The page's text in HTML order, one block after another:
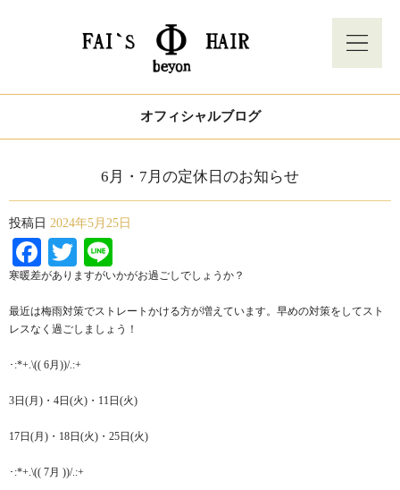
オフィシャルブログ
6月・7月の定休日のお知らせ
投稿日 2024年5月25日
Facebook
Twitter
寒暖差がありますがいかがお過ごしでしょうか？
最近は梅雨対策でストレートかける方が増えています。早めの対策をしてスト
レスなく過ごしましょう！
･:*+.\(( 6月))/.:+
3日(月)・4日(火)・11日(火)
17日(月)・18日(火)・25日(火)
･:*+.\(( 7月 ))/.:+